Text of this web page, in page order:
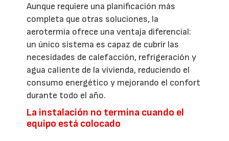
Aunque requiere una planificación más
completa que otras soluciones, la
aerotermia ofrece una ventaja diferencial:
un único sistema es capaz de cubrir las
necesidades de calefacción, refrigeración y
agua caliente de la vivienda, reduciendo el
consumo energético y mejorando el confort
durante todo el año.
La instalación no termina cuando el
equipo está colocado